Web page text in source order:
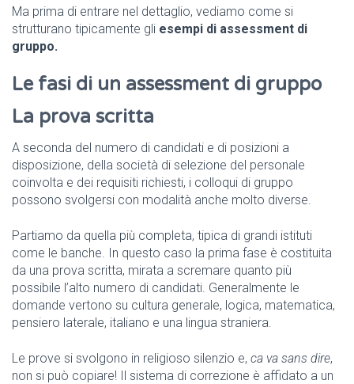
Ma prima di entrare nel dettaglio, vediamo come si
strutturano tipicamente gli esempi di assessment di
gruppo.
Le fasi di un assessment di gruppo
La prova scritta
A seconda del numero di candidati e di posizioni a
disposizione, della società di selezione del personale
coinvolta e dei requisiti richiesti, i colloqui di gruppo
possono svolgersi con modalità anche molto diverse.
Partiamo da quella più completa, tipica di grandi istituti
come le banche. In questo caso la prima fase è costituita
da una prova scritta, mirata a scremare quanto più
possibile l’alto numero di candidati. Generalmente le
domande vertono su cultura generale, logica, matematica,
pensiero laterale, italiano e una lingua straniera.
Le prove si svolgono in religioso silenzio e, ca va sans dire,
non si può copiare! Il sistema di correzione è affidato a un